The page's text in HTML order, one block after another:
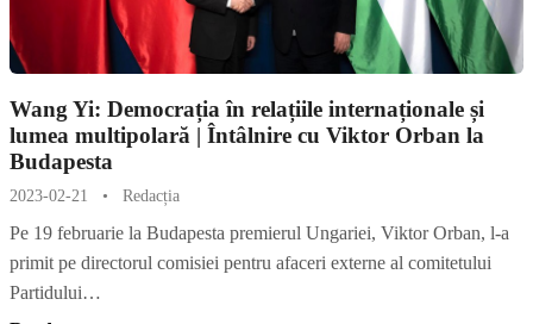
Wang Yi: Democrația în relațiile internaționale și
lumea multipolară | Întâlnire cu Viktor Orban la
Budapesta
2023-02-21 • Redacția
Pe 19 februarie la Budapesta premierul Ungariei, Viktor Orban, l-a
primit pe directorul comisiei pentru afaceri externe al comitetului
Partidului…